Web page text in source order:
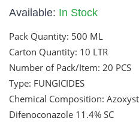
Available: In Stock
Pack Quantity: 500 ML
Carton Quantity: 10 LTR
Number of Pack/Item: 20 PCS
Type: FUNGICIDES
Chemical Composition:
Difenoconazole 11.4% SC